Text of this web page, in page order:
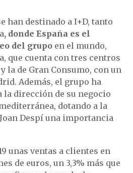
han destinado a I+D, tanto
, donde España es el
del grupo en el mundo,
que cuenta con tres centros
la de Gran Consumo, con un
Además, el grupo ha
la dirección de su negocio
dotando a la
Despí una importancia
unas ventas a clientes en
de euros, un 3,3% más que